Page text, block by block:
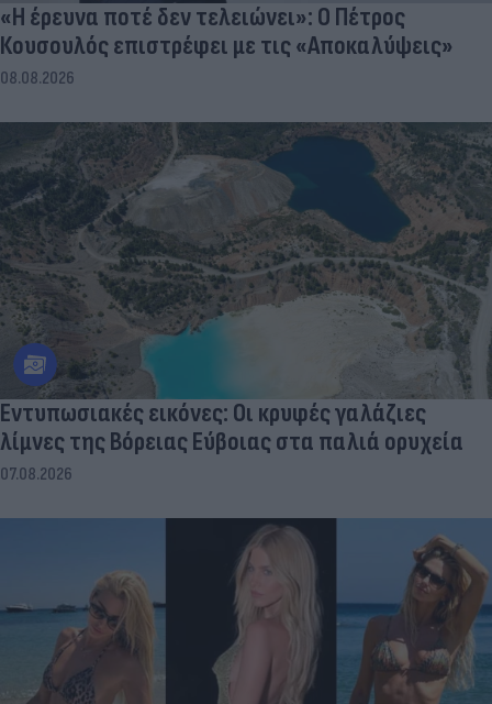
«Η έρευνα ποτέ δεν τελειώνει»: Ο Πέτρος
Κουσουλός επιστρέφει με τις «Αποκαλύψεις»
08.08.2026
Εντυπωσιακές εικόνες: Οι κρυφές γαλάζιες
λίμνες της Βόρειας Εύβοιας στα παλιά ορυχεία
07.08.2026